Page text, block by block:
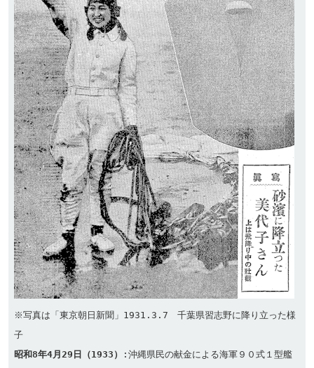
※写真は「東京朝日新聞」1931.3.7　千葉県習志野に降り立った様
昭和8年4月29日（1933）
:沖縄県民の献金による海軍９０式１型艦